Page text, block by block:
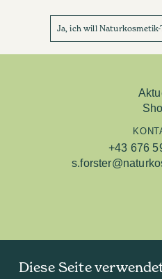
Ja, ich will Naturkosmetik-
+43 676
Diese Seite